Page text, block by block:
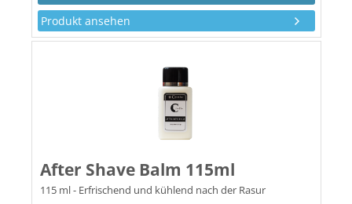
Produkt ansehen
After Shave Balm 115ml
115 ml - Erfrischend und kühlend nach der Rasur